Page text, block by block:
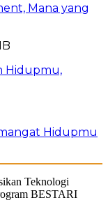
Mana yang
Hidupmu,
Hidupmu